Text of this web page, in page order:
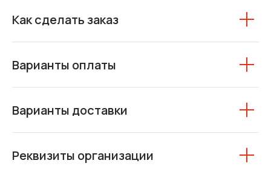
Как сделать заказ
Варианты оплаты
Варианты доставки
Реквизиты организации